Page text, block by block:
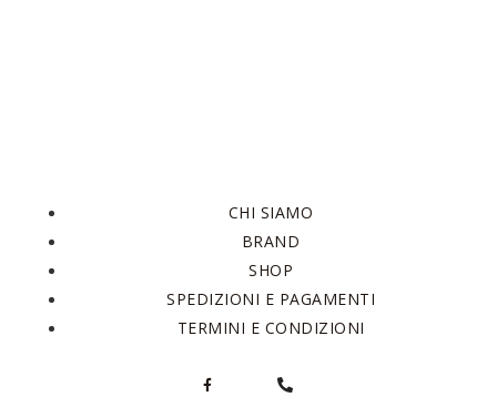
CHI SIAMO
BRAND
SHOP
SPEDIZIONI E PAGAMENTI
TERMINI E CONDIZIONI